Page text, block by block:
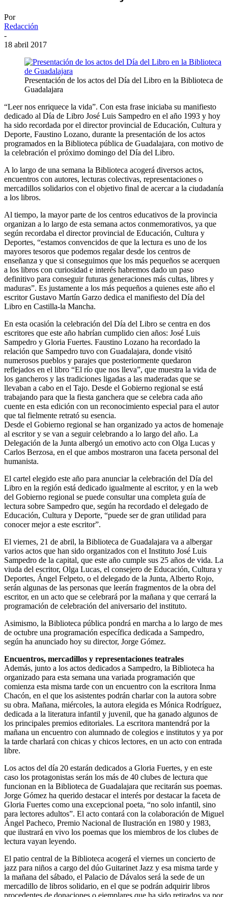
Por
Redacción
-
18 abril 2017
Presentación de los actos del Día del Libro en la Biblioteca de
Guadalajara
“Leer nos enriquece la vida”. Con esta frase iniciaba su manifiesto
dedicado al Día de Libro José Luis Sampedro en el año 1993 y hoy
ha sido recordada por el director provincial de Educación, Cultura y
Deporte, Faustino Lozano, durante la presentación de los actos
programados en la Biblioteca pública de Guadalajara, con motivo de
la celebración el próximo domingo del Día del Libro.
A lo largo de una semana la Biblioteca acogerá diversos actos,
encuentros con autores, lecturas colectivas, representaciones o
mercadillos solidarios con el objetivo final de acercar a la ciudadanía
a los libros.
Al tiempo, la mayor parte de los centros educativos de la provincia
organizan a lo largo de esta semana actos conmemorativos, ya que
según recordaba el director provincial de Educación, Cultura y
Deportes, “estamos convencidos de que la lectura es uno de los
mayores tesoros que podemos regalar desde los centros de
enseñanza y que si conseguimos que los más pequeños se acerquen
a los libros con curiosidad e interés habremos dado un paso
definitivo para conseguir futuras generaciones más cultas, libres y
maduras”. Es justamente a los más pequeños a quienes este año el
escritor Gustavo Martín Garzo dedica el manifiesto del Día del
Libro en Castilla-la Mancha.
En esta ocasión la celebración del Día del Libro se centra en dos
escritores que este año habrían cumplido cien años: José Luis
Sampedro y Gloria Fuertes. Faustino Lozano ha recordado la
relación que Sampedro tuvo con Guadalajara, donde visitó
numerosos pueblos y parajes que posteriormente quedaron
reflejados en el libro “El río que nos lleva”, que muestra la vida de
los gancheros y las tradiciones ligadas a las maderadas que se
llevaban a cabo en el Tajo. Desde el Gobierno regional se está
trabajando para que la fiesta ganchera que se celebra cada año
cuente en esta edición con un reconocimiento especial para el autor
que tal fielmente retrató su esencia.
Desde el Gobierno regional se han organizado ya actos de homenaje
al escritor y se van a seguir celebrando a lo largo del año. La
Delegación de la Junta albergó un emotivo acto con Olga Lucas y
Carlos Berzosa, en el que ambos mostraron una faceta personal del
humanista.
El cartel elegido este año para anunciar la celebración del Día del
Libro en la región está dedicado igualmente al escritor, y en la web
del Gobierno regional se puede consultar una completa guía de
lectura sobre Sampedro que, según ha recordado el delegado de
Educación, Cultura y Deporte, “puede ser de gran utilidad para
conocer mejor a este escritor”.
El viernes, 21 de abril, la Biblioteca de Guadalajara va a albergar
varios actos que han sido organizados con el Instituto José Luis
Sampedro de la capital, que este año cumple sus 25 años de vida. La
viuda del escritor, Olga Lucas, el consejero de Educación, Cultura y
Deportes, Ángel Felpeto, o el delegado de la Junta, Alberto Rojo,
serán algunas de las personas que leerán fragmentos de la obra del
escritor, en un acto que se celebrará por la mañana y que cerrará la
programación de celebración del aniversario del instituto.
Asimismo, la Biblioteca pública pondrá en marcha a lo largo de mes
de octubre una programación específica dedicada a Sampedro,
según ha anunciado hoy su director, Jorge Gómez.
Encuentros, mercadillos y representaciones teatrales
Además, junto a los actos dedicados a Sampedro, la Biblioteca ha
organizado para esta semana una variada programación que
comienza esta misma tarde con un encuentro con la escritora Inma
Chacón, en el que los asistentes podrán charlar con la autora sobre
su obra. Mañana, miércoles, la autora elegida es Mónica Rodríguez,
dedicada a la literatura infantil y juvenil, que ha ganado algunos de
los principales premios editoriales. La escritora mantendrá por la
mañana un encuentro con alumnado de colegios e institutos y ya por
la tarde charlará con chicas y chicos lectores, en un acto con entrada
libre.
Los actos del día 20 estarán dedicados a Gloria Fuertes, y en este
caso los protagonistas serán los más de 40 clubes de lectura que
funcionan en la Biblioteca de Guadalajara que recitarán sus poemas.
Jorge Gómez ha querido destacar el interés por destacar la faceta de
Gloria Fuertes como una excepcional poeta, “no solo infantil, sino
para lectores adultos”. El acto contará con la colaboración de Miguel
Ángel Pacheco, Premio Nacional de Ilustración en 1980 y 1983,
que ilustrará en vivo los poemas que los miembros de los clubes de
lectura vayan leyendo.
El patio central de la Biblioteca acogerá el viernes un concierto de
jazz para niños a cargo del dúo Guitarinet Jazz y esa misma tarde y
la mañana del sábado, el Palacio de Dávalos será la sede de un
mercadillo de libros solidario, en el que se podrán adquirir libros
procedentes de donaciones o ejemplares que ha sido retirados ya por